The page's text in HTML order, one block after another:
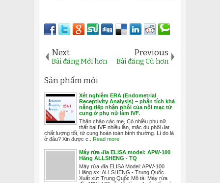
Next
Bài đăng Mới hơn
Previous
Bài đăng Cũ hơn
Sản phẩm mới
Xét nghiệm ERA (Endometrial
Receptivity Analysis) – phân tích khả
năng tiếp nhận phôi của nội mạc tử
cung ở phụ nữ làm IVF.
Thân chào các mẹ, Có nhiều phụ nữ
thất bại IVF nhiều lần, mặc dù phôi đạt
chất lượng tốt, tử cung hoàn toàn bình thường. Lí do là
ở đâu? Xin được c...
Read more
Máy rửa đĩa ELISA model: APW-100
Hãng ALLSHENG - TQ
Máy rửa đĩa ELISA Model: APW-100
Hãng sx: ALLSHENG - Trung Quốc
Xuất xứ: Trung Quốc Mô tả: Máy rửa